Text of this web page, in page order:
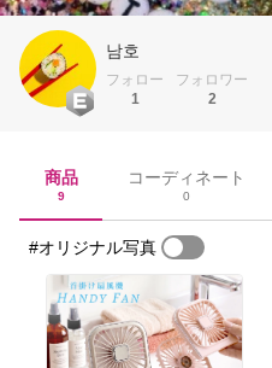
남호
フォロー
1
フォロワー
2
商品
9
コーディネート
0
#オリジナル写真